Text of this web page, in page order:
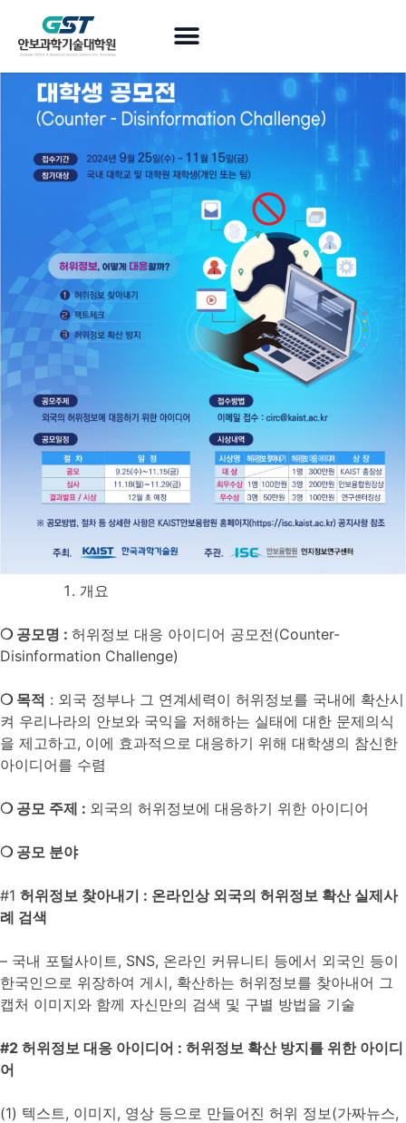
개요
❍ 공모명 : 허위정보 대응 아이디어 공모전(Counter-
Disinformation Challenge)
❍ 목적 : 외국 정부나 그 연계세력이 허위정보를 국내에 확산시
켜 우리나라의 안보와 국익을 저해하는 실태에 대한 문제의식
을 제고하고, 이에 효과적으로 대응하기 위해 대학생의 참신한
아이디어를 수렴
❍ 공모 주제 : 외국의 허위정보에 대응하기 위한 아이디어
❍ 공모 분야
#1 허위정보 찾아내기 : 온라인상 외국의 허위정보 확산 실제사
례 검색
– 국내 포털사이트, SNS, 온라인 커뮤니티 등에서 외국인 등이
한국인으로 위장하여 게시, 확산하는 허위정보를 찾아내어 그
캡처 이미지와 함께 자신만의 검색 및 구별 방법을 기술
#2 허위정보 대응 아이디어 : 허위정보 확산 방지를 위한 아이디
어
(1) 텍스트, 이미지, 영상 등으로 만들어진 허위 정보(가짜뉴스,